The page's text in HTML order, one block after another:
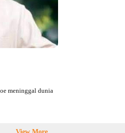
meninggal dunia